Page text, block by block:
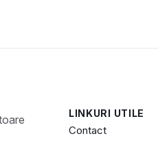
LINKURI UTILE
Contact